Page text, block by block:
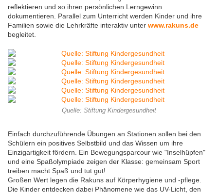
reflektieren und so ihren persönlichen Lerngewinn
dokumentieren. Parallel zum Unterricht werden Kinder und ihre
Familien sowie die Lehrkräfte interaktiv unter www.rakuns.de
begleitet.
Quelle: Stiftung Kindergesundheit
Einfach durchzuführende Übungen an Stationen sollen bei den
Schülern ein positives Selbstbild und das Wissen um ihre
Einzigartigkeit fördern. Ein Bewegungsparcour wie "Inselhüpfen"
und eine Spaßolympiade zeigen der Klasse: gemeinsam Sport
treiben macht Spaß und tut gut!
Großen Wert legen die Rakuns auf Körperhygiene und -pflege.
Die Kinder entdecken dabei Phänomene wie das UV-Licht, den